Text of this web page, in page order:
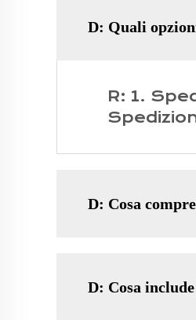
D: Quali
R: 1.
D: Cosa
D: Cosa